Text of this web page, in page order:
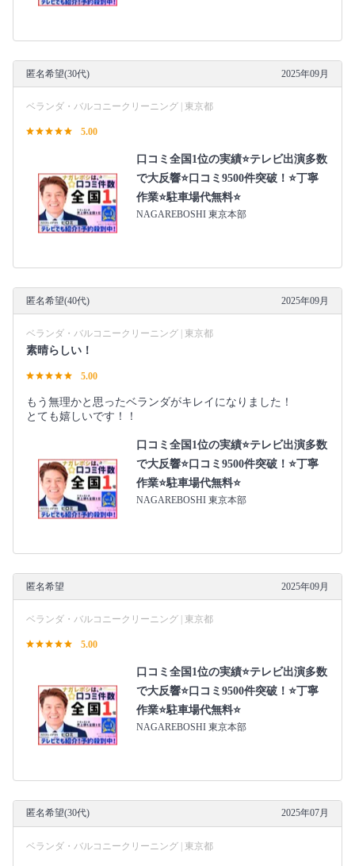
匿名希望(30代) 2025年09月
ベランダ・バルコニークリーニング | 東京都
5.00
口コミ全国1位の実績⭐テレビ出演多数
で大反響⭐口コミ9500件突破！⭐丁寧
作業⭐駐車場代無料⭐
NAGAREBOSHI 東京本部
匿名希望(40代) 2025年09月
ベランダ・バルコニークリーニング | 東京都
素晴らしい！
5.00
もう無理かと思ったベランダがキレイになりました！
とても嬉しいです！！
口コミ全国1位の実績⭐テレビ出演多数
で大反響⭐口コミ9500件突破！⭐丁寧
作業⭐駐車場代無料⭐
NAGAREBOSHI 東京本部
匿名希望 2025年09月
ベランダ・バルコニークリーニング | 東京都
5.00
口コミ全国1位の実績⭐テレビ出演多数
で大反響⭐口コミ9500件突破！⭐丁寧
作業⭐駐車場代無料⭐
NAGAREBOSHI 東京本部
匿名希望(30代) 2025年07月
ベランダ・バルコニークリーニング | 東京都